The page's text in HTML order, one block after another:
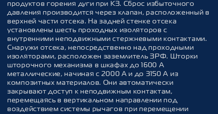
продуктов горения дуги при КЗ. Сброс избыточного
давления производится через клапан, расположенный в
верхней части отсека. На задней стенке отсека
установлены шесть проходных изоляторов с
внутренними неподвижными стержневыми контактами.
Cнаружи отсека, непосредственно над проходными
изоляторами, расположен заземлитель ЗРФ. Шторки
шторочного механизма в шкафах до 1600 А
металлические, начиная с 2000 А и до 3150 А из
композитных материалов. Они автоматически
закрывают доступ к неподвижным контактам,
перемещаясь в вертикальном направлении под
воздействием системы рычагов при перемещении